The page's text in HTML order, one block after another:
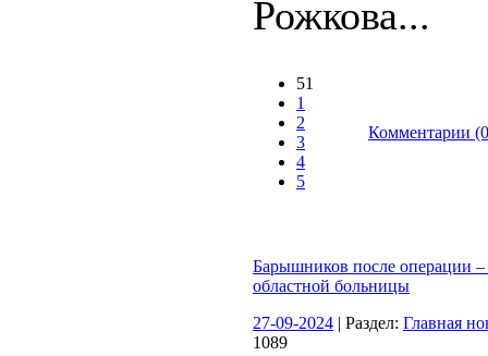
Рожкова...
51
1
2
3
4
5
Комментарии
Барышников после операции
областной больницы
27-09-2024 | Раздел: Главная
1089